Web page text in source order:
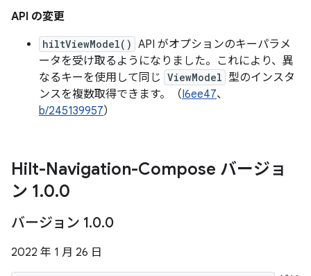
API の変更
hiltViewModel() API がオプションのキーパラメ
ータを受け取るようになりました。これにより、異
なるキーを使用して同じ ViewModel 型のインスタ
ンスを複数取得できます。（I6ee47、
b/245139957）
Hilt-Navigation-Compose バージョ
ン 1.0.0
バージョン 1.0.0
2022 年 1 月 26 日